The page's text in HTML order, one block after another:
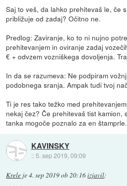
Saj to veš, da lahko prehitevaš le, če
približuje od zadaj? Očitno ne.
Predlog: Zaviranje, ko to ni nujno
prehitevanjem in oviranje zadaj
€ + odvzem vozniškega dovoljenja.
In da se razumeva: Ne podpiram
podobnega sranja. Ampak tudi tvoj
Ti je res tako težko med
nekaj čez? Če prehitevaš tist kamion,
tanka mogoče poznalo za en
KAVINSKY
:: 5. sep 2019, 09:09
Krele je4. sep 2019 ob 20:16izjavil: